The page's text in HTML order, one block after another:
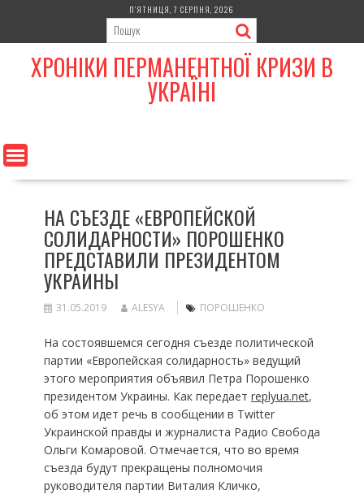
content
П’ЯТНИЦЯ, 7 СЕРПНЯ, 2026
ХРОНІКИ ПЕРМАНЕНТНОЇ КРИЗИ В
УКРАЇНІ
НА СЪЕЗДЕ «ЕВРОПЕЙСКОЙ
СОЛИДАРНОСТИ» ПОРОШЕНКО
ПРЕДСТАВИЛИ ПРЕЗИДЕНТОМ
УКРАИНЫ
31.05.2019 ALESYA ПОРОШЕНКО
На состоявшемся сегодня съезде политической
партии «Европейская солидарность» ведущий
этого мероприятия объявил Петра Порошенко
президентом Украины. Как передает replyua.net,
об этом идет речь в сообщении в Twitter
Украинской правды и журналиста Радио Свобода
Ольги Комаровой. Отмечается, что во время
съезда будут прекращены полномочия
руководителя партии Виталия Кличко,